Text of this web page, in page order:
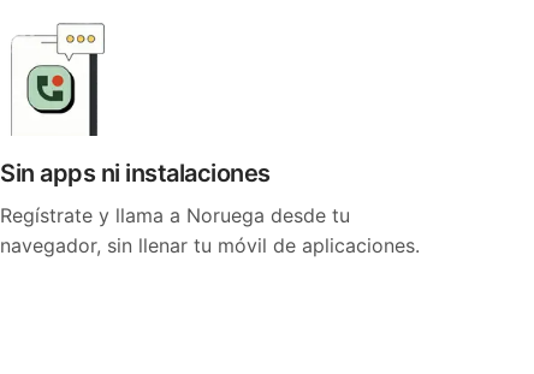
Sin apps ni instalaciones
Regístrate y llama a Noruega desde tu
navegador, sin llenar tu móvil de aplicaciones.